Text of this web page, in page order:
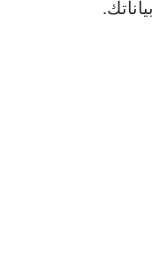
بياناتك.